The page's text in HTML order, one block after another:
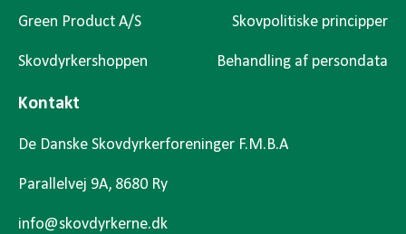
Green Product A/S
Skovdyrkershoppen
Skovpolitiske principper
Behandling af persondata
Kontakt
De Danske Skovdyrkerforeninger F.M.B.A
Parallelvej 9A, 8680 Ry
info@skovdyrkerne.dk